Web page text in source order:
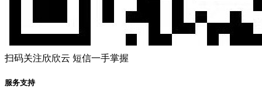
扫码关注欣欣云 短信一手掌握
服务支持